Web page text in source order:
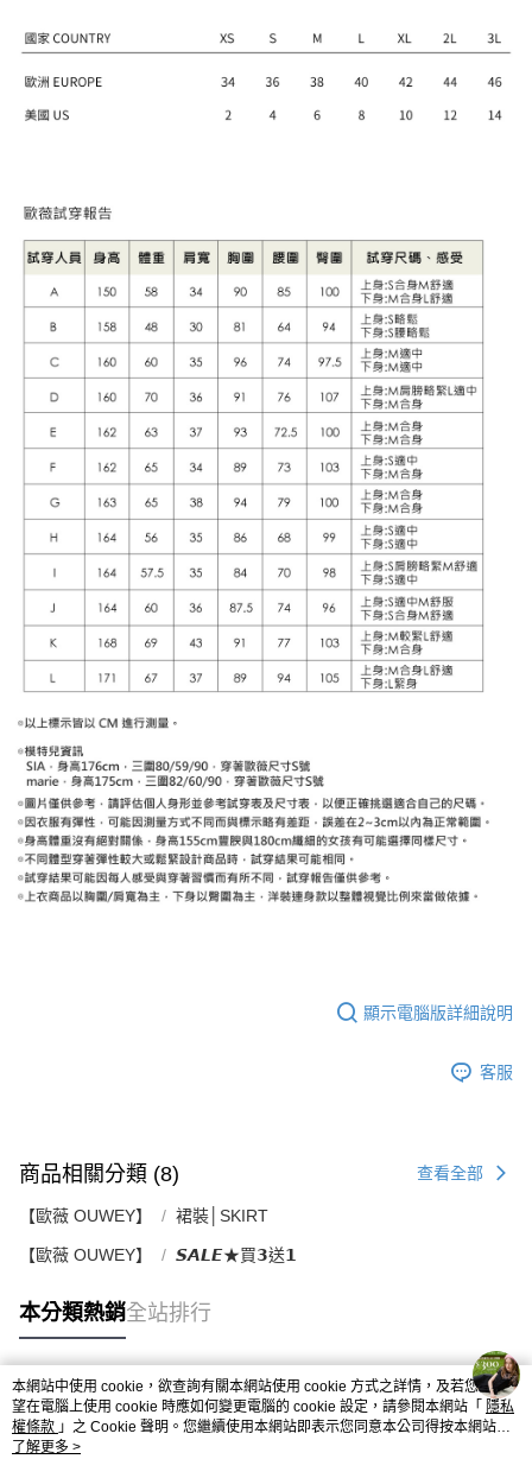
顯示電腦版詳細說明
客服
商品相關分類 (8) 查看全部
【歐薇 OUWEY】 裙裝│SKIRT
【歐薇 OUWEY】 𝙎𝘼𝙇𝙀★買𝟯送𝟭
本分類熱銷全站排行
熱門標籤
本網站中使用 cookie，欲查詢有關本網站使用 cookie 方式之詳情，及若您不希
望在電腦上使用 cookie 時應如何變更電腦的 cookie 設定，請參閱本網站「 隱私
權條款 」之 Cookie 聲明。您繼續使用本網站即表示您同意本公司得按本網站使
用條款之 Cookie 聲明使用 cookie。
了解更多 >